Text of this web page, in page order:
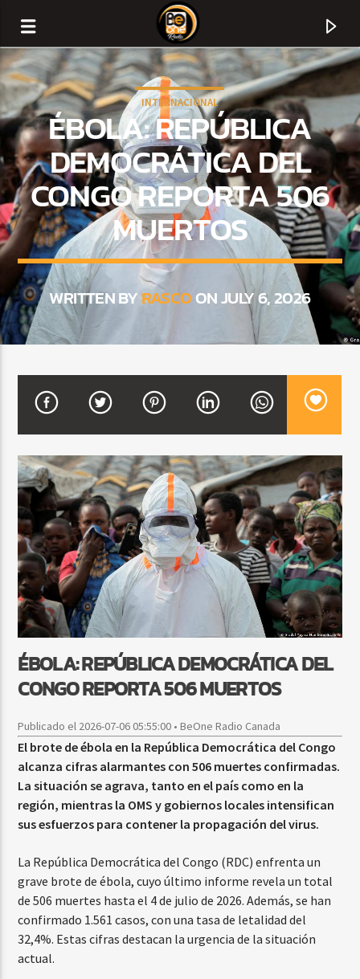
CURRENT TRACK
TITLE
ARTIST
SALSA MATUTINA
6:00 AM 9:00 AM
Beone Radio
INTERNACIONAL
ÉBOLA: REPÚBLICA
DEMOCRÁTICA DEL
CONGO REPORTA 506
MUERTOS
WRITTEN BYRASCOON JULY 6, 2026
ÉBOLA: REPÚBLICA DEMOCRÁTICA DEL
CONGO REPORTA 506 MUERTOS
Publicado el 2026-07-06 05:55:00 • BeOne Radio Canada
El brote de ébola en la República Democrática del Congo
alcanza cifras alarmantes con 506 muertes confirmadas.
La situación se agrava, tanto en el país como en la
región, mientras la OMS y gobiernos locales intensifican
sus esfuerzos para contener la propagación del virus.
La República Democrática del Congo (RDC) enfrenta un
grave brote de ébola, cuyo último informe revela un total
de 506 muertes hasta el 4 de julio de 2026. Además, se han
confirmado 1.561 casos, con una tasa de letalidad del
32,4%. Estas cifras destacan la urgencia de la situación
actual.